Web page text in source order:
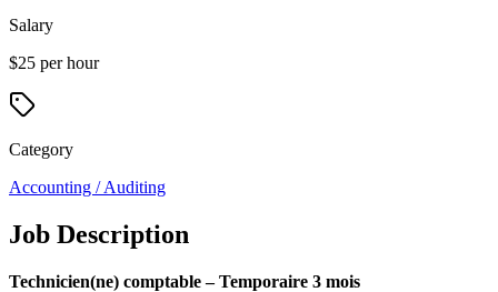
Salary
$25 per hour
Category
Accounting / Auditing
Job Description
Technicien(ne) comptable – Temporaire 3 mois